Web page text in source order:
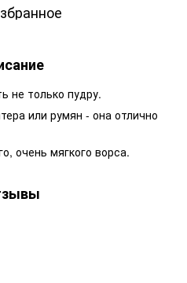
не только пудру.
или румян - она отлично
очень мягкого ворса.